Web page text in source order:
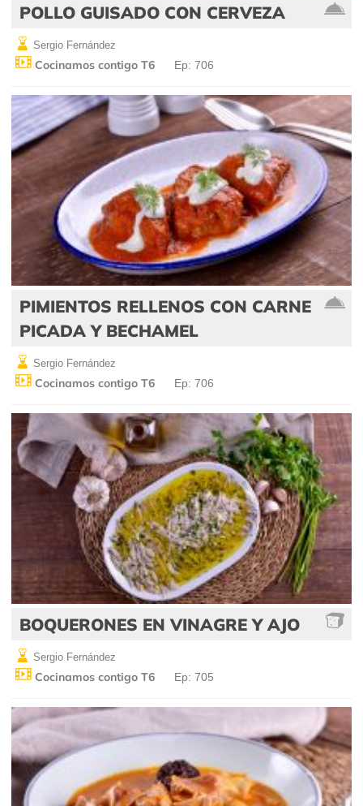
POLLO GUISADO CON CERVEZA
Sergio Fernández
Cocinamos contigo T6 Ep: 706
PIMIENTOS RELLENOS CON CARNE
PICADA Y BECHAMEL
Sergio Fernández
Cocinamos contigo T6 Ep: 706
BOQUERONES EN VINAGRE Y AJO
Sergio Fernández
Cocinamos contigo T6 Ep: 705